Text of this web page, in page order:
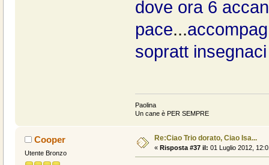
dove ora 6
pace...
sopratt
Paolina
Un cane è PER SEMPRE
Cooper
Utente Bronzo
Re:Ciao Trio dorato, Ciao Isa...
« Risposta #37 il: 01 Luglio 2012,